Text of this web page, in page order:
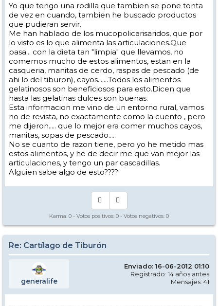
Yo que tengo una rodilla que tambien se pone tonta
de vez en cuando, tambien he buscado productos
que pudieran servir.
Me han hablado de los mucopolicarisaridos, que por
lo visto es lo que alimenta las articulaciones.Que
pasa... con la dieta tan "limpia" que llevamos, no
comemos mucho de estos alimentos, estan en la
casqueria, manitas de cerdo, raspas de pescado (de
ahi lo del tiburon), cayos.......Todos los alimentos
gelatinosos son beneficiosos para esto.Dicen que
hasta las gelatinas dulces son buenas.
Esta informacion me vino de un entorno rural, vamos
no de revista, no exactamente como la cuento , pero
me dijeron..... que lo mejor era comer muchos cayos,
manitas, sopas de pescado.....
No se cuanto de razon tiene, pero yo he metido mas
estos alimentos, y he de decir me que van mejor las
articulaciones, y tengo un par cascadillas.
Alguien sabe algo de esto????
Karma: 0 - Votos positivos: 0 - Votos negativos: 0
Re: Cartílago de Tiburón
generalife
Enviado: 16-06-2012 01:10
Registrado: 14 años antes
Mensajes: 41